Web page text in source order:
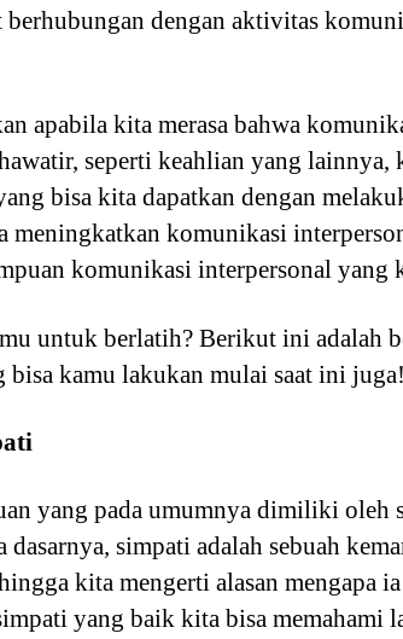
dengan aktivitas
apabila kita merasa bahwa
seperti keahlian yang
bisa kita dapatkan dengan
meningkatkan komunikasi
komunikasi interpersonal yang
untuk berlatih? Berikut ini adalah
kamu lakukan mulai saat ini juga!
yang pada umumnya dimiliki oleh
dasarnya, simpati adalah sebuah
kita mengerti alasan mengapa
yang baik kita bisa memahami